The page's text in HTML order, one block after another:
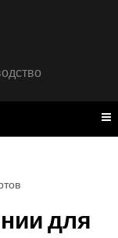
для